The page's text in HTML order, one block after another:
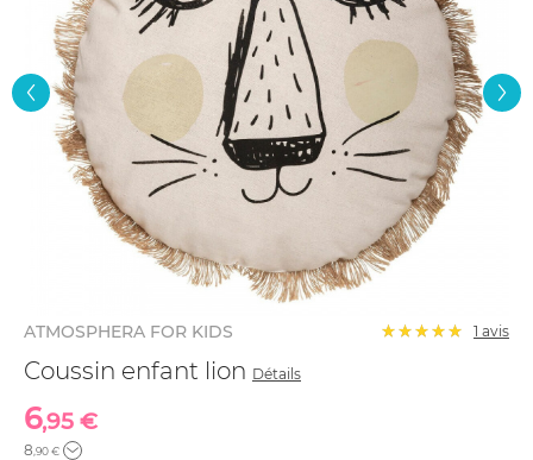
ATMOSPHERA FOR KIDS 1 avis
Coussin enfant lion Détails
6,95 €
8 ,90 €